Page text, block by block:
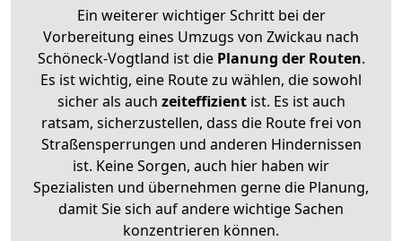
Ein weiterer wichtiger Schritt bei der
Vorbereitung eines Umzugs von Zwickau nach
Schöneck-Vogtland ist diePlanung der Routen.
Es ist wichtig, eine Route zu wählen, die sowohl
sicher als auch zeiteffizientist. Es ist auch
ratsam, sicherzustellen, dass die Route frei von
Straßensperrungen und anderen Hindernissen
ist. Keine Sorgen, auch hier haben wir
Spezialisten und übernehmen gerne die Planung,
damit Sie sich auf andere wichtige Sachen
konzentrieren können.